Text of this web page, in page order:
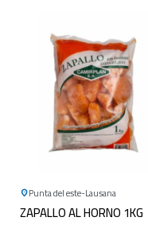
Punta del este Lausana
ZAPALLO AL HORNO 1KG